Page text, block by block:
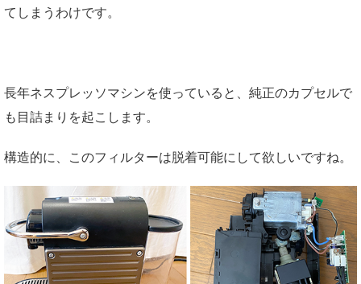
てしまうわけです。
長年ネスプレッソマシンを使っていると、純正のカプセルで
も目詰まりを起こします。
構造的に、このフィルターは脱着可能にして欲しいですね。